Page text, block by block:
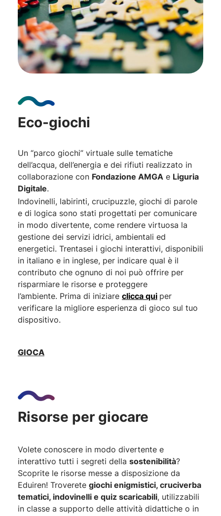
Eco-giochi
Un “parco giochi” virtuale sulle tematiche
dell’acqua, dell’energia e dei rifiuti realizzato in
collaborazione con Fondazione AMGA e Liguria
Digitale.
Indovinelli, labirinti, crucipuzzle, giochi di parole
e di logica sono stati progettati per comunicare
in modo divertente, come rendere virtuosa la
gestione dei servizi idrici, ambientali ed
energetici. Trentasei i giochi interattivi, disponibili
in italiano e in inglese, per indicare qual è il
contributo che ognuno di noi può offrire per
risparmiare le risorse e proteggere
l’ambiente. Prima di iniziare clicca qui per
verificare la migliore esperienza di gioco sul tuo
dispositivo.
GIOCA
Risorse per giocare
Volete conoscere in modo divertente e
interattivo tutti i segreti della sostenibilità?
Scoprite le risorse messe a disposizione da
Eduiren! Troverete giochi enigmistici, cruciverba
tematici, indovinelli e quiz scaricabili, utilizzabili
in classe a supporto delle attività didattiche o in